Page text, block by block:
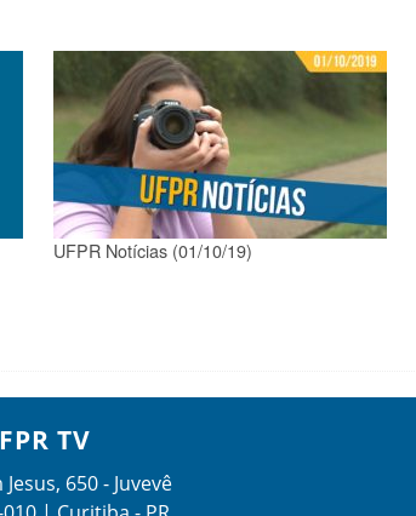
UFPR Notícias (01/10/19)
TV
650 - Juvevê